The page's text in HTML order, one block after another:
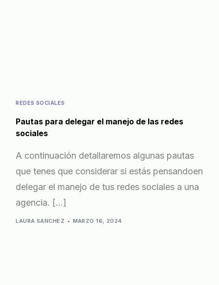
REDES SOCIALES
Pautas para delegar el manejo de las redes
sociales
A continuación detallaremos algunas pautas
que tenes que considerar si estás pensandoen
delegar el manejo de tus redes sociales a una
agencia. […]
LAURA SANCHEZ MARZO 16, 2024